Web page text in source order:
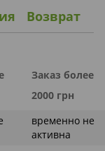
Возврат
Заказ более
2000 грн
временно не
активна